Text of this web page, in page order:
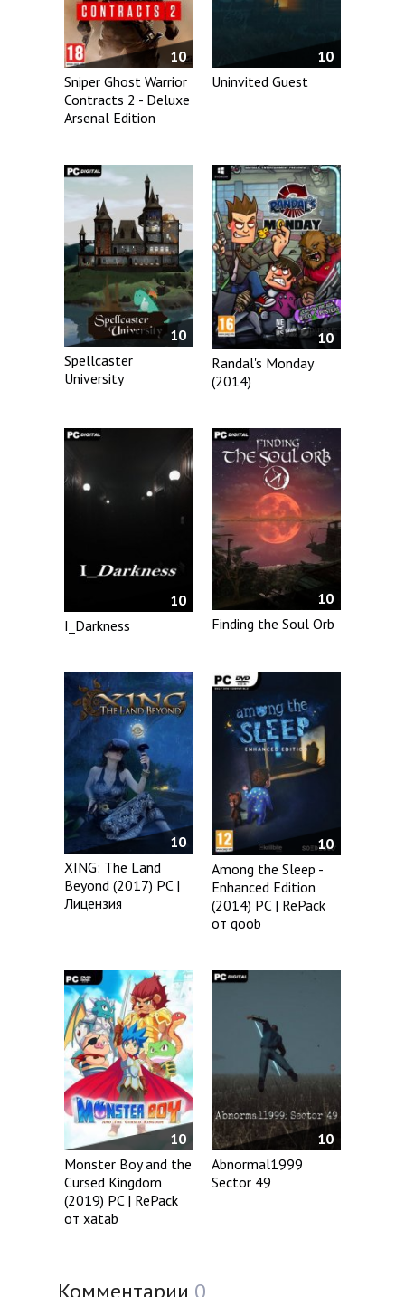
10
Sniper Ghost Warrior
Contracts 2 - Deluxe
Arsenal Edition
10
Uninvited Guest
10
Spellcaster
University
10
Randal's Monday
(2014)
10
I_Darkness
10
Finding the Soul Orb
10
XING: The Land
Beyond (2017) PC |
Лицензия
10
Among the Sleep -
Enhanced Edition
(2014) PC | RePack
от qoob
10
Monster Boy and the
Cursed Kingdom
(2019) PC | RePack
от xatab
10
Abnormal1999
Sector 49
Комментарии 0